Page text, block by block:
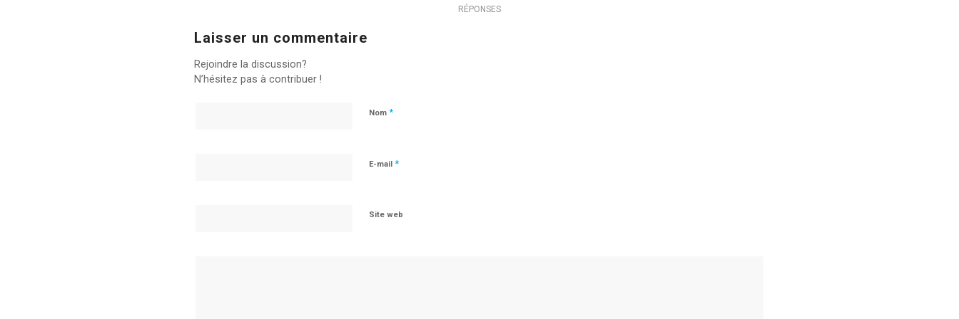
RÉPONSES
Laisser un commentaire
Rejoindre la discussion?
N’hésitez pas à contribuer !
Nom *
E-mail *
Site web